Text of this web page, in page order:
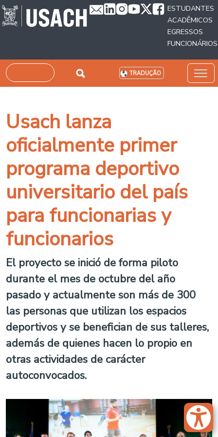
Passar para o conteúdo principal
ESTUDANTES
ACADÊMICOS
EGRESSOS
FUNCIONÁRIOS
Pesquisar TRADUÇÃO
Usach lanza
oficialmente primer
programa deportivo
universitario del país
para funcionarias y
funcionarios
El proyecto se inició de forma piloto
durante el mes de octubre del año
pasado y actualmente son más de 300
las personas que utilizan los espacios
deportivos y se benefician de sus talleres,
además de quienes hacen lo propio en
otras actividades de carácter
autoconvocados.